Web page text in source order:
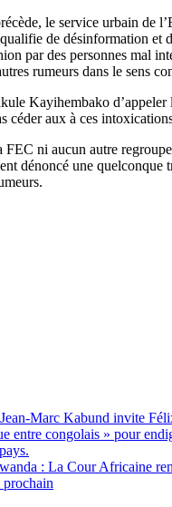
le service urbain de
de désinformation et
par des personnes mal
rumeurs dans le sens
Kayihembako d’appeler
céder aux à ces
FEC ni aucun autre
dénoncé une quelconque
Marc Kabund invite
entre congolais » pour
: La Cour Africaine